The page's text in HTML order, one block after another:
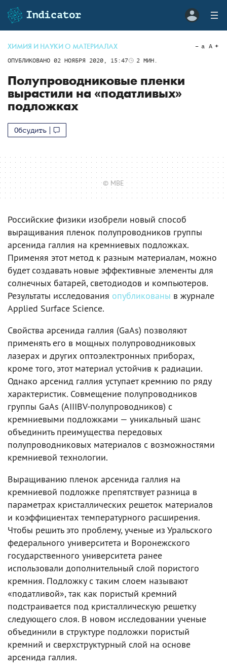
ХИМИЯ И НАУКИ О МАТЕРИАЛАХ
ОПУБЛИКОВАНО 02 НОЯБРЯ 2020, 15:47 2 МИН.
a A
Полупроводниковые пленки
вырастили на «податливых»
подложках
Обсудить
© MBE
Российские физики изобрели новый способ
выращивания пленок полупроводников группы
арсенида галлия на кремниевых подложках.
Применяя этот метод к разным материалам, можно
будет создавать новые эффективные элементы для
солнечных батарей, светодиодов и компьютеров.
Результаты исследования опубликованы в журнале
Applied Surface Science.
Свойства арсенида галлия (GaAs) позволяют
применять его в мощных полупроводниковых
лазерах и других оптоэлектронных приборах,
кроме того, этот материал устойчив к радиации.
Однако арсенид галлия уступает кремнию по ряду
характеристик. Совмещение полупроводников
группы GaAs (AIIIBV-полупроводников) с
кремниевыми подложками — уникальный шанс
объединить преимущества передовых
полупроводниковых материалов с возможностями
кремниевой технологии.
Выращиванию пленок арсенида галлия на
кремниевой подложке препятствует разница в
параметрах кристаллических решеток материалов
и коэффициентах температурного расширения.
Чтобы решить это проблему, ученые из Уральского
федерального университета и Воронежского
государственного университета ранее
использовали дополнительный слой пористого
кремния. Подложку с таким слоем называют
«податливой», так как пористый кремний
подстраивается под кристаллическую решетку
следующего слоя. В новом исследовании ученые
объединили в структуре подложки пористый
кремний и сверхструктурный слой на основе
арсенида галлия.